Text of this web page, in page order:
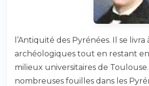
l’Antiquité des Pyrénées. Il se
archéologiques tout en restant
milieux universitaires de
nombreuses fouilles dans les